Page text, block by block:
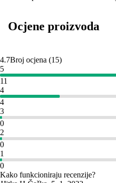
Ocjene proizvoda
4.7Broj ocjena (15)
5
11
4
4
3
0
2
0
1
0
Kako funkcioniraju recenzije?